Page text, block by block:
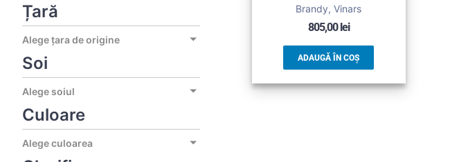
Țară
Alege țara de origine
Soi
Alege soiul
Culoare
Alege culoarea
Brandy, Vinars
805,00lei
ADAUGĂ ÎN COȘ